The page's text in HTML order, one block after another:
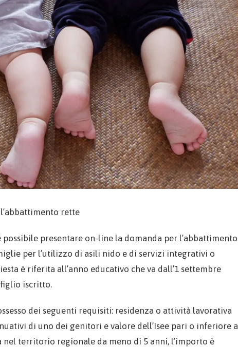
rette
presentare on-line la domanda per l’abbattimento
per l’utilizzo di asili nido e di servizi integrativi o
è riferita all’anno educativo che va dall’1 settembre
figlio iscritto.
dei seguenti requisiti: residenza o attività lavorativa
di uno dei genitori e valore dell’Isee pari o inferiore a
territorio regionale da meno di 5 anni, l’importo è